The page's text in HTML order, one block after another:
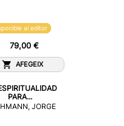
al editor
79,00 €
AFEGEIX
PARA...
JORGE